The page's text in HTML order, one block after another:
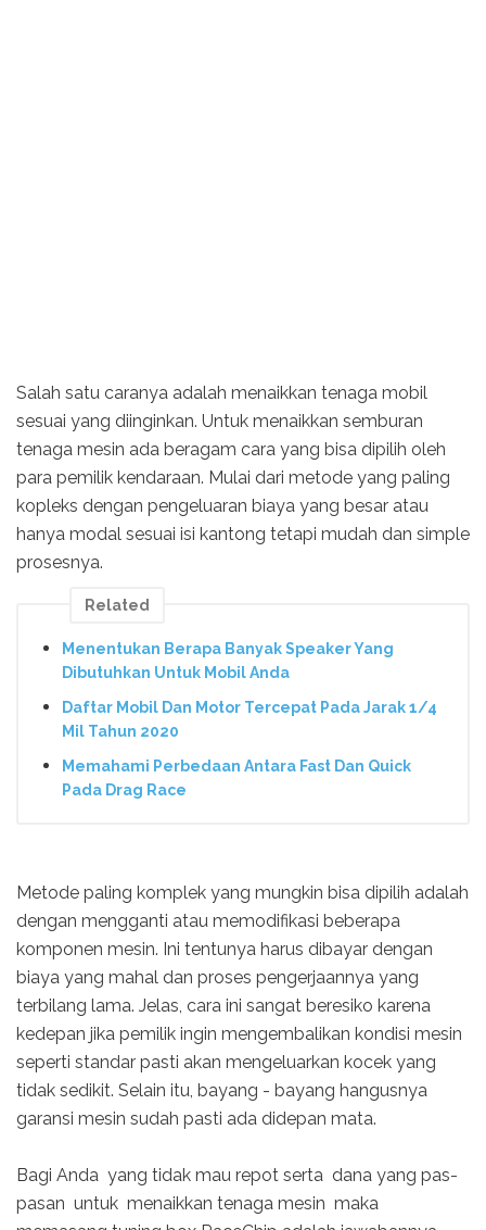
Salah satu caranya adalah menaikkan tenaga mobil
sesuai yang diinginkan. Untuk menaikkan semburan
tenaga mesin ada beragam cara yang bisa dipilih oleh
para pemilik kendaraan. Mulai dari metode yang paling
kopleks dengan pengeluaran biaya yang besar atau
hanya modal sesuai isi kantong tetapi mudah dan simple
prosesnya.
Related
Menentukan Berapa Banyak Speaker Yang
Dibutuhkan Untuk Mobil Anda
Daftar Mobil Dan Motor Tercepat Pada Jarak 1/4
Mil Tahun 2020
Memahami Perbedaan Antara Fast Dan Quick
Pada Drag Race
Metode paling komplek yang mungkin bisa dipilih adalah
dengan mengganti atau memodifikasi beberapa
komponen mesin. Ini tentunya harus dibayar dengan
biaya yang mahal dan proses pengerjaannya yang
terbilang lama. Jelas, cara ini sangat beresiko karena
kedepan jika pemilik ingin mengembalikan kondisi mesin
seperti standar pasti akan mengeluarkan kocek yang
tidak sedikit. Selain itu, bayang - bayang hangusnya
garansi mesin sudah pasti ada didepan mata.
Bagi Anda yang tidak mau repot serta dana yang pas-
pasan untuk menaikkan tenaga mesin maka